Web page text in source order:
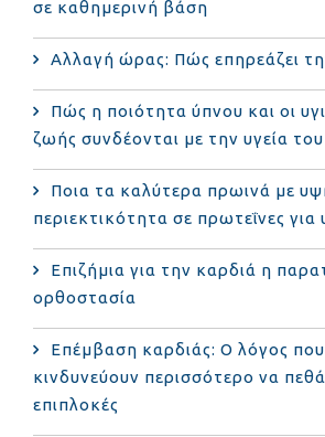
σε καθημερινή βάση
Αλλαγή ώρας: Πώς επηρεάζει
Πώς η ποιότητα ύπνου και οι
ζωής συνδέονται με την υγεία
Ποια τα καλύτερα πρωινά με
περιεκτικότητα σε πρωτεΐνες για
Επιζήμια για την καρδιά η
ορθοστασία
Επέμβαση καρδιάς: Ο λόγος που
κινδυνεύουν περισσότερο να
επιπλοκές